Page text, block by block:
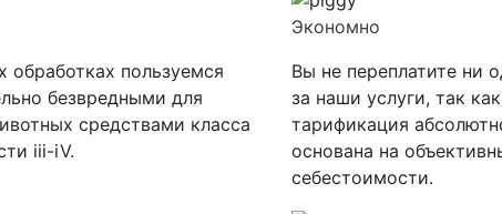
обработках пользуемся
безвредными для
средствами класса
iii-iV.
Экономно
Вы не переплатите ни
за наши услуги, так
тарификация
основана на
себестоимости.